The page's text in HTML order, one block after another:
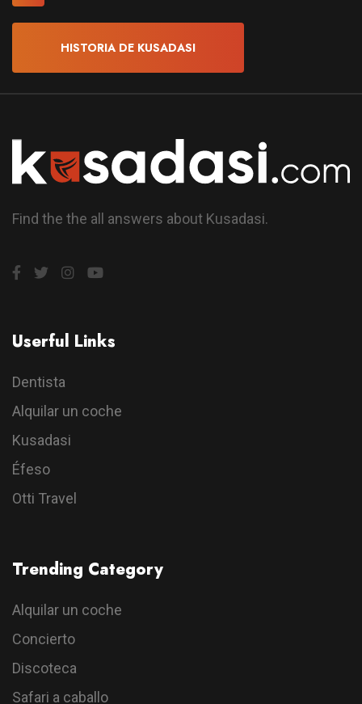
HISTORIA DE KUSADASI
Find the the all answers about Kusadasi.
Userful Links
Dentista
Alquilar un coche
Kusadasi
Éfeso
Otti Travel
Trending Category
Alquilar un coche
Concierto
Discoteca
Safari a caballo